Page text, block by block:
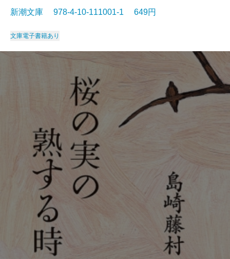
新潮文庫 978-4-10-111001-1 649円
文庫電子書籍あり